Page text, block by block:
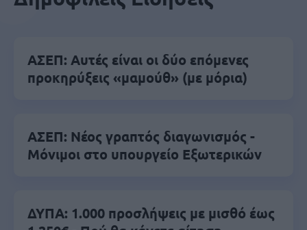
ΑΣΕΠ: Αυτές είναι οι δύο επόμενες
προκηρύξεις «μαμούθ» (με μόρια)
ΑΣΕΠ: Νέος γραπτός διαγωνισμός -
Μόνιμοι στο υπουργείο Εξωτερικών
ΔΥΠΑ: 1.000 προσλήψεις με μισθό έως